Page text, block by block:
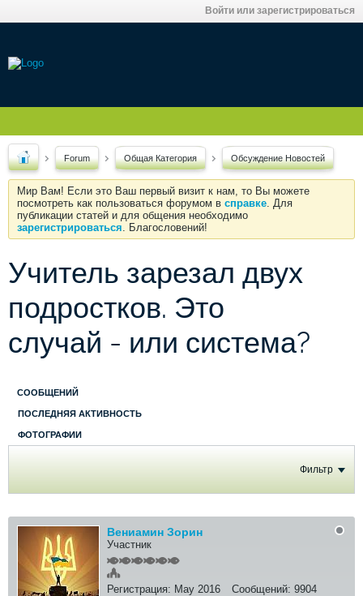
Войти или зарегистрироваться
Forum Общая Категория Обсуждение Новостей
Мир Вам! Если это Ваш первый визит к нам, то Вы можете
посмотреть как пользоваться форумом в справке. Для
публикации статей и для общения необходимо
зарегистрироваться. Благословений!
Учитель зарезал двух
подростков. Это
случай - или система?
СООБЩЕНИЙ
ПОСЛЕДНЯЯ АКТИВНОСТЬ
ФОТОГРАФИИ
Фильтр
Вениамин Зорин
Участник
Регистрация: May 2016 Сообщений: 9904